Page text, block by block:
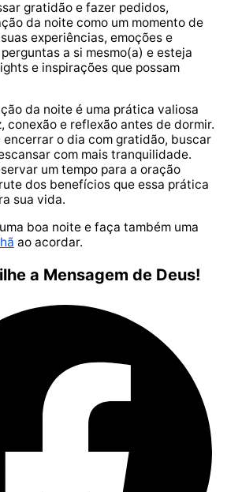
gratidão e fazer pedidos,
da noite como um momento de
experiências, emoções e
a si mesmo(a) e esteja
e inspirações que possam
da noite é uma prática valiosa
conexão e reflexão antes de dormir.
encerrar o dia com gratidão, buscar
com mais tranquilidade.
um tempo para a oração
dos benefícios que essa prática
sua vida.
boa noite e faça também uma
ao acordar.
a Mensagem de Deus!